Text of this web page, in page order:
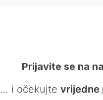
Prijavite se na
… i očekujte vrijedne